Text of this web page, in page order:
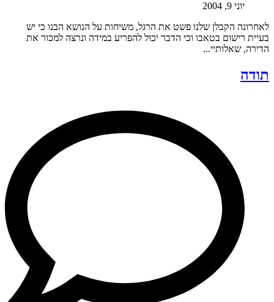
יוני 9, 2004
לאחרונה הקבלן שלנו פשט את הרגל, משיחות על הנושא הבנו כי יש
בעיית רישום בטאבו וכי הדבר יכול להפריע במידה ונרצה למכור את
הדירה, שאלותיי...
תודה